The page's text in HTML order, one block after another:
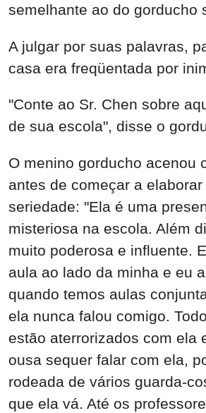
semelhante ao do gorducho
A julgar por suas palavras,
casa era freqüentada por
"Conte ao Sr. Chen sobre
de sua escola", disse o
O menino gorducho acenou
antes de começar a elaborar
seriedade: "Ela é uma
misteriosa na escola. Além
muito poderosa e influente.
aula ao lado da minha e eu
quando temos aulas
ela nunca falou comigo.
estão aterrorizados com ela
ousa sequer falar com ela,
rodeada de vários guarda-
que ela vá. Até os